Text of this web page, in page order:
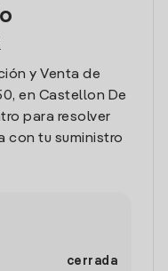
y Venta de
en Castellon De
para resolver
con tu suministro
cerrada